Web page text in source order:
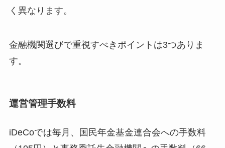
く異なります。
金融機関選びで重視すべきポイントは3つありま
す。
運営管理手数料
iDeCoでは毎月、国民年金基金連合会への手数料